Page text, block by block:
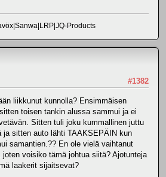
Products
#1382
liikkunut kunnolla? Ensimmäisen
toisen tankin alussa sammui ja ei
Sitten tuli joku kummallinen juttu
ja sitten auto lähti TAAKSEPÄIN kun
samantien.?? En ole vielä vaihtanut
voisiko tämä johtua siitä? Ajotunteja
laakerit sijaitsevat?